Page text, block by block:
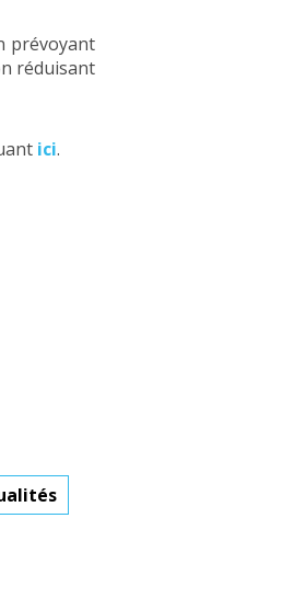
prévoyant
réduisant
ici.